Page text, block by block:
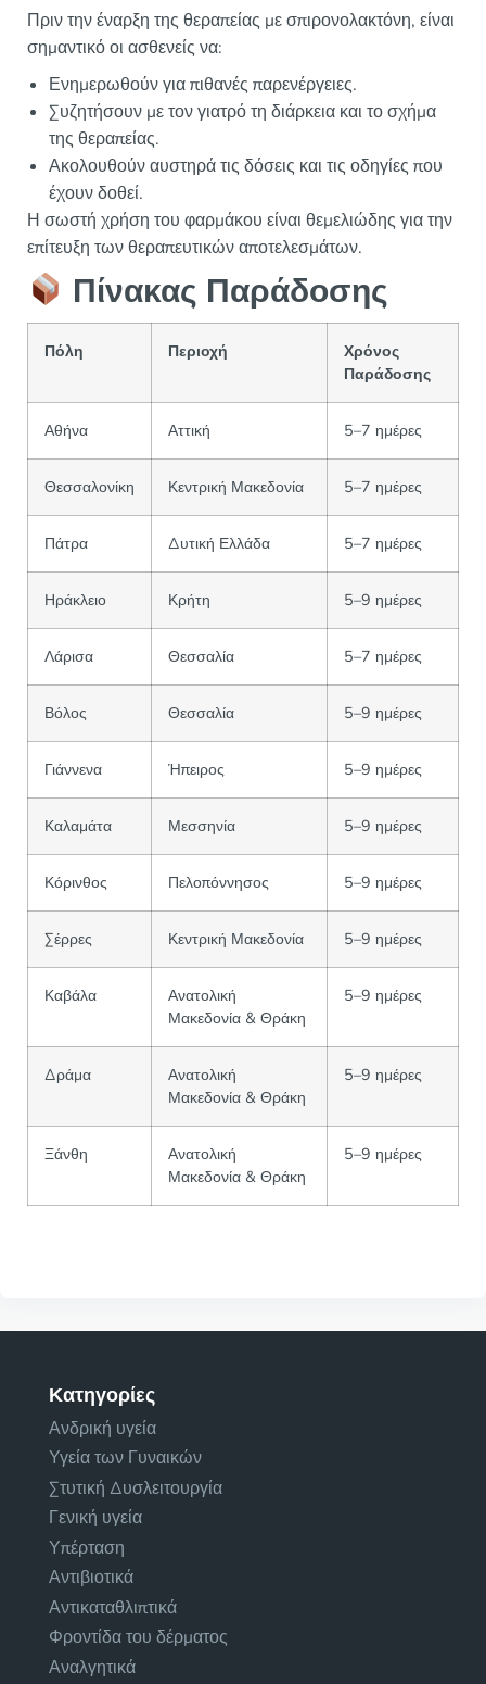
Πριν την έναρξη της θεραπείας με σπιρονολακτόνη, είναι
σημαντικό οι ασθενείς να:
Ενημερωθούν για πιθανές παρενέργειες.
Συζητήσουν με τον γιατρό τη διάρκεια και το σχήμα
της θεραπείας.
Ακολουθούν αυστηρά τις δόσεις και τις οδηγίες που
έχουν δοθεί.
Η σωστή χρήση του φαρμάκου είναι θεμελιώδης για την
επίτευξη των θεραπευτικών αποτελεσμάτων.
Πίνακας Παράδοσης
Πόλη Περιοχή
Χρόνος
Παράδοσης
Αθήνα Αττική 5–7 ημέρες
Θεσσαλονίκη Κεντρική Μακεδονία 5–7 ημέρες
Πάτρα Δυτική Ελλάδα 5–7 ημέρες
Ηράκλειο Κρήτη 5–9 ημέρες
Λάρισα Θεσσαλία 5–7 ημέρες
Βόλος Θεσσαλία 5–9 ημέρες
Γιάννενα Ήπειρος 5–9 ημέρες
Καλαμάτα Μεσσηνία 5–9 ημέρες
Κόρινθος Πελοπόννησος 5–9 ημέρες
Σέρρες Κεντρική Μακεδονία 5–9 ημέρες
Καβάλα
Ανατολική
Μακεδονία & Θράκη
5–9 ημέρες
Δράμα
Ανατολική
Μακεδονία & Θράκη
5–9 ημέρες
Ξάνθη
Ανατολική
Μακεδονία & Θράκη
5–9 ημέρες
Κατηγορίες
Ανδρική υγεία
Υγεία των Γυναικών
Στυτική Δυσλειτουργία
Γενική υγεία
Υπέρταση
Αντιβιοτικά
Αντικαταθλιπτικά
Φροντίδα του δέρματος
Αναλγητικά